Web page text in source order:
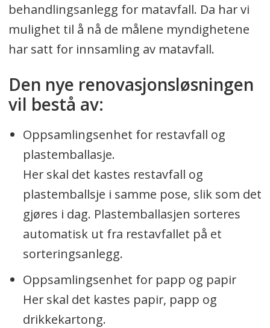
behandlingsanlegg for matavfall. Da har vi
mulighet til å nå de målene myndighetene
har satt for innsamling av matavfall.
Den nye renovasjonsløsningen
vil bestå av:
Oppsamlingsenhet for restavfall og
plastemballasje.
Her skal det kastes restavfall og
plastemballsje i samme pose, slik som det
gjøres i dag. Plastemballasjen sorteres
automatisk ut fra restavfallet på et
sorteringsanlegg.
Oppsamlingsenhet for papp og papir
Her skal det kastes papir, papp og
drikkekartong.